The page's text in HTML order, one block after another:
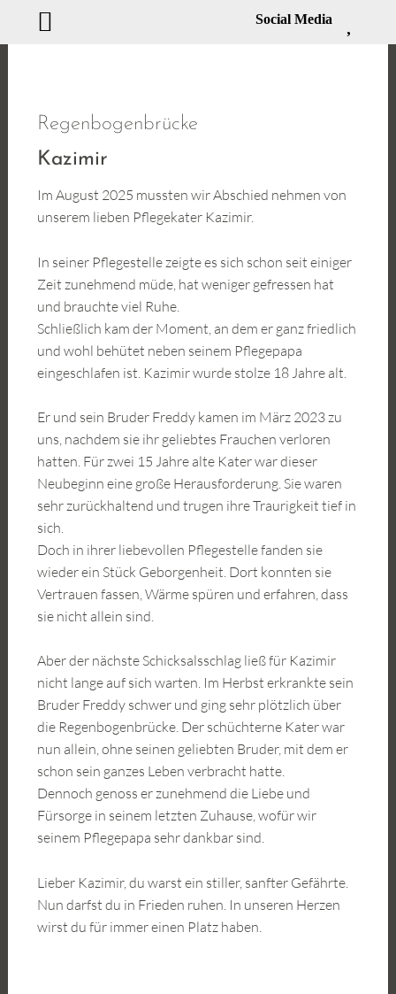
Regenbogenbrücke
Kazimir
Im August 2025 mussten wir Abschied nehmen von
unserem lieben Pflegekater Kazimir.
In seiner Pflegestelle zeigte es sich schon seit einiger
Zeit zunehmend müde, hat weniger gefressen hat
und brauchte viel Ruhe.
Schließlich kam der Moment, an dem er ganz friedlich
und wohl behütet neben seinem Pflegepapa
eingeschlafen ist. Kazimir wurde stolze 18 Jahre alt.
Er und sein Bruder Freddy kamen im März 2023 zu
uns, nachdem sie ihr geliebtes Frauchen verloren
hatten. Für zwei 15 Jahre alte Kater war dieser
Neubeginn eine große Herausforderung. Sie waren
sehr zurückhaltend und trugen ihre Traurigkeit tief in
sich.
Doch in ihrer liebevollen Pflegestelle fanden sie
wieder ein Stück Geborgenheit. Dort konnten sie
Vertrauen fassen, Wärme spüren und erfahren, dass
sie nicht allein sind.
Aber der nächste Schicksalsschlag ließ für Kazimir
nicht lange auf sich warten. Im Herbst erkrankte sein
Bruder Freddy schwer und ging sehr plötzlich über
die Regenbogenbrücke. Der schüchterne Kater war
nun allein, ohne seinen geliebten Bruder, mit dem er
schon sein ganzes Leben verbracht hatte.
Dennoch genoss er zunehmend die Liebe und
Fürsorge in seinem letzten Zuhause, wofür wir
seinem Pflegepapa sehr dankbar sind.
Lieber Kazimir, du warst ein stiller, sanfter Gefährte.
Nun darfst du in Frieden ruhen. In unseren Herzen
wirst du für immer einen Platz haben.
Social Media